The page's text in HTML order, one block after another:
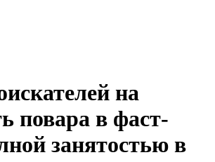
на
повара в фаст-
занятостью в